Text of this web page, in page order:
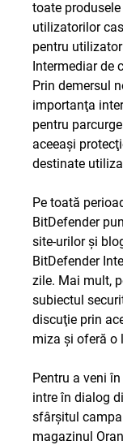
toate
utilizatorilor
pentru
Intermediar de
Prin demersul
importanţa
pentru
aceeaşi
destinate
Pe toată
BitDefender
site-urilor şi
BitDefender
zile. Mai mult,
subiectul
discuţie prin
miza şi oferă o
Pentru a veni
intre în dialog
sfârşitul
magazinul